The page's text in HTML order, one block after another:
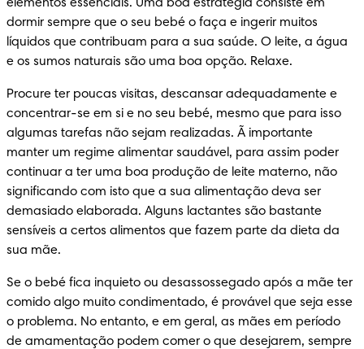
elementos essenciais. Uma boa estratégia consiste em
dormir sempre que o seu bebé o faça e ingerir muitos
líquidos que contribuam para a sua saúde. O leite, a água
e os sumos naturais são uma boa opção. Relaxe.
Procure ter poucas visitas, descansar adequadamente e
concentrar-se em si e no seu bebé, mesmo que para isso
algumas tarefas não sejam realizadas. Ã importante
manter um regime alimentar saudável, para assim poder
continuar a ter uma boa produção de leite materno, não
significando com isto que a sua alimentação deva ser
demasiado elaborada. Alguns lactantes são bastante
sensíveis a certos alimentos que fazem parte da dieta da
sua mãe.
Se o bebé fica inquieto ou desassossegado após a mãe ter
comido algo muito condimentado, é provável que seja esse
o problema. No entanto, e em geral, as mães em período
de amamentação podem comer o que desejarem, sempre